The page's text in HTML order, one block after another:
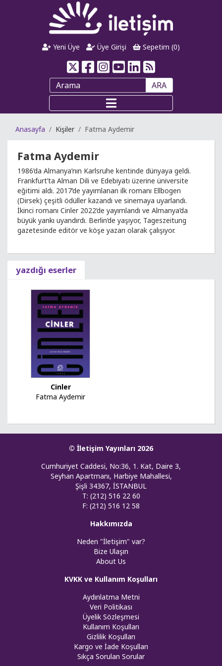
Yeni Üye Üye Girişi Sepetim (0)
ARA
Anasayfa Kişiler Fatma Aydemir
Fatma Aydemir
1986’da Almanya’nın Karlsruhe kentinde dünyaya geldi.
Frankfurt’ta Alman Dili ve Edebiyatı üzerine üniversite
eğitimi aldı. 2017’de yayımlanan ilk romanı Ellbogen
(Dirsek) çeşitli ödüller kazandı ve sinemaya uyarlandı.
İkinci romanı Cinler 2022’de yayımlandı ve Almanya’da
büyük yankı uyandırdı. Berlin’de yaşıyor, Tageszeitung
gazetesinde editör ve köşe yazarı olarak çalışıyor.
yazdığı eserler
Cinler
Fatma Aydemir
© İletişim Yayınları 2026
Cumhuriyet Caddesi, No:36, 1. Kat, Daire 3,
Seyhan Apartmanı, Harbiye Mahallesi,
Şişli 34367, İSTANBUL
T: (212) 516 22 60
F: (212) 516 12 58
Hakkımızda
Neden "İletişim" var?
Bize Ulaşın
About Us
KVKK ve Kullanım Koşulları
Aydınlatma Metni
Veri Politikası
Üyelik Sözleşmesi
Kullanım Koşulları
Gizlilik Koşulları
Kargo ve İade Koşulları
Sıkça Sorulan Sorular